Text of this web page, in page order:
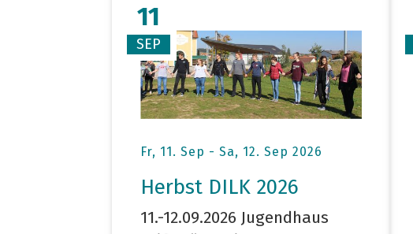
11
SEP
Fr, 11. Sep - Sa, 12. Sep 2026
Herbst DILK 2026
11.-12.09.2026 Jugendhaus